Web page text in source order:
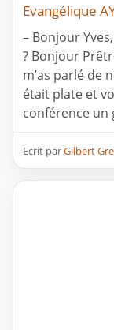
Evangélique
– Bonjour
? Bonjour
m’as parlé de
était plate et
conférence un
Ecrit parGilbert